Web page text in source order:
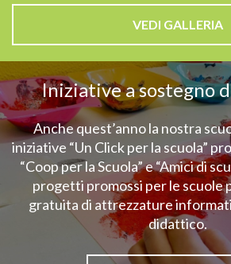
VEDI GALLERIA
Iniziative a sostegno
Anche quest’anno la nostra
iniziative “Un Click per la scuola”
“Coop per la Scuola” e “Amici di
progetti promossi per le scuole
gratuita di attrezzature
didattico.